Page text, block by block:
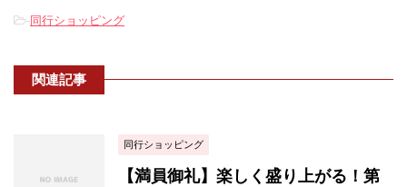
-同行ショッピング
関連記事
同行ショッピング
【満員御礼】楽しく盛り上がる！第